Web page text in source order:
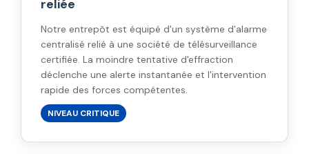
reliée
Notre entrepôt est équipé d'un système d'alarme
centralisé relié à une société de télésurveillance
certifiée. La moindre tentative d'effraction
déclenche une alerte instantanée et l'intervention
rapide des forces compétentes.
NIVEAU CRITIQUE